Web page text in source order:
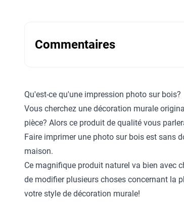
Commentaires
Qu'est-ce qu'une impression photo sur bois?
Vous cherchez une décoration murale
pièce? Alors ce produit de qualité vous
Faire imprimer une photo sur bois est sans
maison.
Ce magnifique produit naturel va bien avec
de modifier plusieurs choses concernant la
votre style de décoration murale!